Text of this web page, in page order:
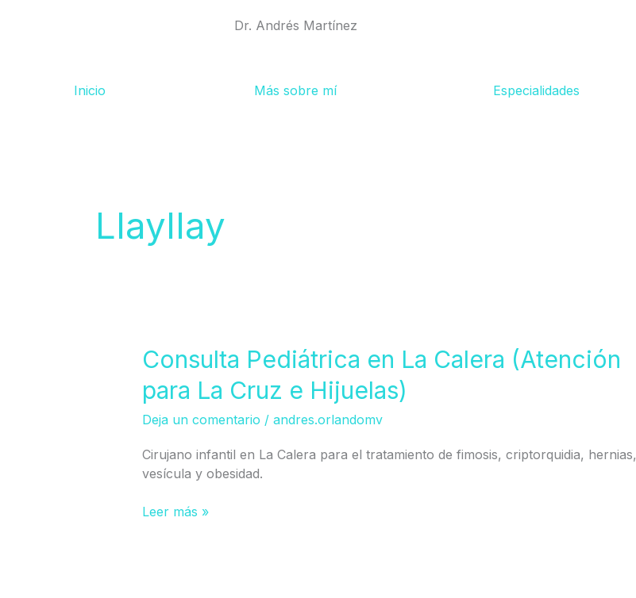
Dr. Andrés Martínez
Inicio Más sobre mí Especialidades
Llayllay
Consulta Pediátrica en La Calera (Atención
para La Cruz e Hijuelas)
Deja un comentario / andres.orlandomv
Cirujano infantil en La Calera para el tratamiento de fimosis, criptorquidia, hernias,
vesícula y obesidad.
Consulta
Pediátrica
en
Calera
(Atención
para
Cruz
Leer más »